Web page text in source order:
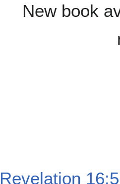
New book
Revelation